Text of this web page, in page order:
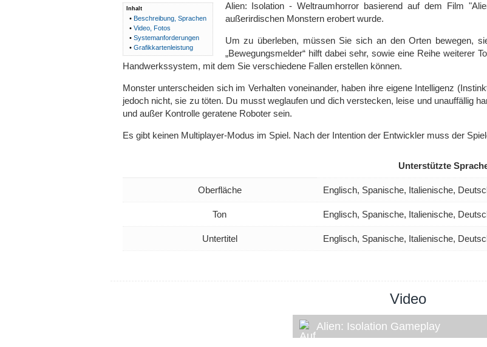
Inhalt
• Beschreibung, Sprachen
• Video, Fotos
• Systemanforderungen
• Grafikkartenleistung
Alien: Isolation - Weltraumhorror basierend auf dem Film
außerirdischen Monstern erobert wurde.
Um zu überleben, müssen Sie sich an den Orten bewegen,
„Bewegungsmelder“ hilft dabei sehr, sowie eine Reihe weiterer
Handwerkssystem, mit dem Sie verschiedene Fallen erstellen können.
Monster unterscheiden sich im Verhalten voneinander, haben ihre eigene Intelligenz
jedoch nicht, sie zu töten. Du musst weglaufen und dich verstecken, leise und unauffällig
und außer Kontrolle geratene Roboter sein.
Es gibt keinen Multiplayer-Modus im Spiel. Nach der Intention der Entwickler muss der
Unterstützte
Oberfläche Englisch, Spanische, Italienische,
Ton Englisch, Spanische, Italienische,
Untertitel Englisch, Spanische, Italienische,
Video
Alien: Isolation Gameplay